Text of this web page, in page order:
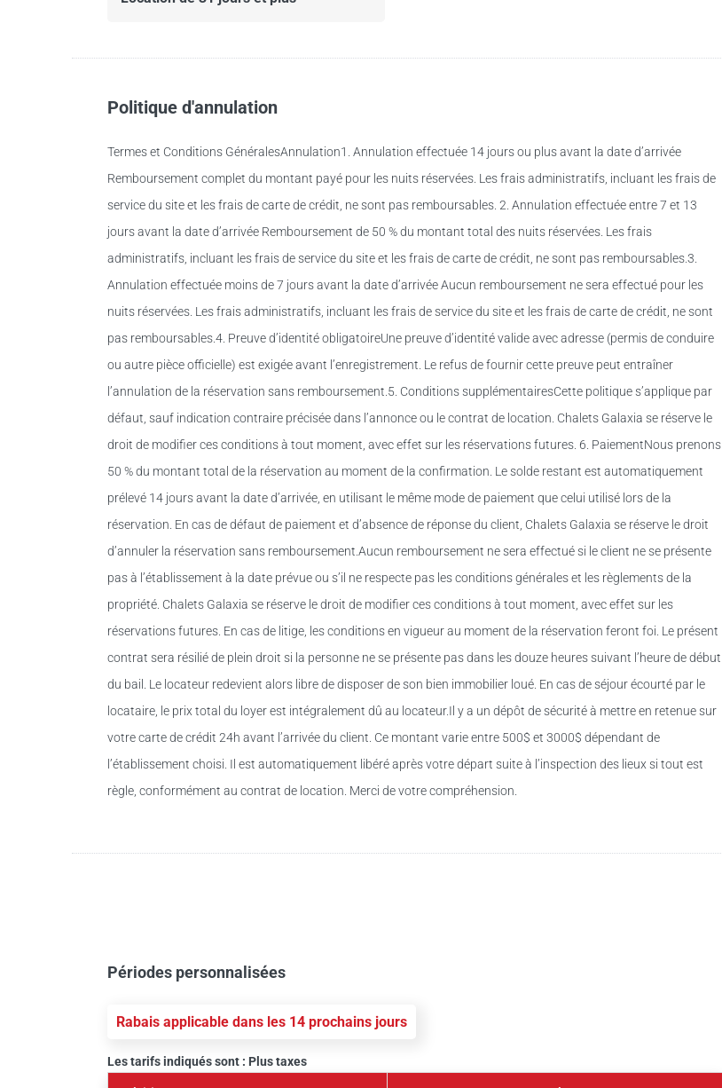
Politique d'annulation
Termes et Conditions GénéralesAnnulation1. Annulation effectuée 14 jours ou plus avant la date d’arrivée
Remboursement complet du montant payé pour les nuits réservées. Les frais administratifs, incluant les frais de
service du site et les frais de carte de crédit, ne sont pas remboursables. 2. Annulation effectuée entre 7 et 13
jours avant la date d’arrivée Remboursement de 50 % du montant total des nuits réservées. Les frais
administratifs, incluant les frais de service du site et les frais de carte de crédit, ne sont pas remboursables.3.
Annulation effectuée moins de 7 jours avant la date d’arrivée Aucun remboursement ne sera effectué pour les
nuits réservées. Les frais administratifs, incluant les frais de service du site et les frais de carte de crédit, ne sont
pas remboursables.4. Preuve d’identité obligatoireUne preuve d’identité valide avec adresse (permis de conduire
ou autre pièce officielle) est exigée avant l’enregistrement. Le refus de fournir cette preuve peut entraîner
l’annulation de la réservation sans remboursement.5. Conditions supplémentairesCette politique s’applique par
défaut, sauf indication contraire précisée dans l’annonce ou le contrat de location. Chalets Galaxia se réserve le
droit de modifier ces conditions à tout moment, avec effet sur les réservations futures. 6. PaiementNous prenons
50 % du montant total de la réservation au moment de la confirmation. Le solde restant est automatiquement
prélevé 14 jours avant la date d’arrivée, en utilisant le même mode de paiement que celui utilisé lors de la
réservation. En cas de défaut de paiement et d’absence de réponse du client, Chalets Galaxia se réserve le droit
d’annuler la réservation sans remboursement.Aucun remboursement ne sera effectué si le client ne se présente
pas à l’établissement à la date prévue ou s’il ne respecte pas les conditions générales et les règlements de la
propriété. Chalets Galaxia se réserve le droit de modifier ces conditions à tout moment, avec effet sur les
réservations futures. En cas de litige, les conditions en vigueur au moment de la réservation feront foi. Le présent
contrat sera résilié de plein droit si la personne ne se présente pas dans les douze heures suivant l’heure de début
du bail. Le locateur redevient alors libre de disposer de son bien immobilier loué. En cas de séjour écourté par le
locataire, le prix total du loyer est intégralement dû au locateur.Il y a un dépôt de sécurité à mettre en retenue sur
votre carte de crédit 24h avant l’arrivée du client. Ce montant varie entre 500$ et 3000$ dépendant de
l’établissement choisi. Il est automatiquement libéré après votre départ suite à l’inspection des lieux si tout est
règle, conformément au contrat de location. Merci de votre compréhension.
Périodes personnalisées
Rabais applicable dans les 14 prochains jours
Les tarifs indiqués sont : Plus taxes